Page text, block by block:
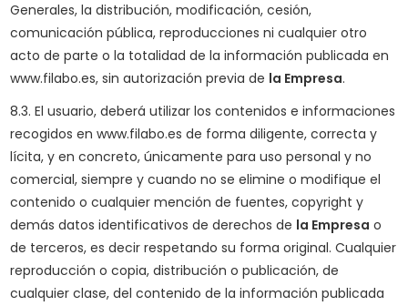
Generales, la distribución, modificación, cesión,
comunicación pública, reproducciones ni cualquier otro
acto de parte o la totalidad de la información publicada en
www.filabo.es, sin autorización previa de la Empresa.
8.3. El usuario, deberá utilizar los contenidos e informaciones
recogidos en www.filabo.es de forma diligente, correcta y
lícita, y en concreto, únicamente para uso personal y no
comercial, siempre y cuando no se elimine o modifique el
contenido o cualquier mención de fuentes, copyright y
demás datos identificativos de derechos de la Empresa o
de terceros, es decir respetando su forma original. Cualquier
reproducción o copia, distribución o publicación, de
cualquier clase, del contenido de la información publicada